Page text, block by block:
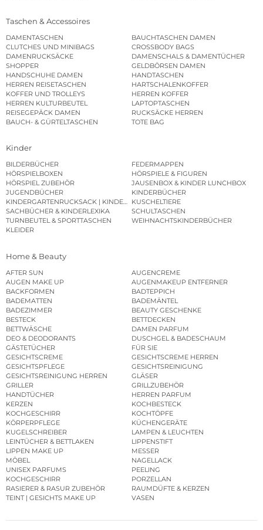
Taschen & Accessoires
DAMENTASCHEN
BAUCHTASCHEN DAMEN
CLUTCHES UND MINIBAGS
CROSSBODY BAGS
DAMENRUCKSÄCKE
DAMENSCHALS & DAMENTÜCHER
SHOPPER
GELDBÖRSEN DAMEN
HANDSCHUHE DAMEN
HANDTASCHEN
HERREN REISETASCHEN
HARTSCHALENKOFFER
KOFFER UND TROLLEYS
HERREN KOFFER
HERREN KULTURBEUTEL
LAPTOPTASCHEN
REISEGEPÄCK DAMEN
RUCKSÄCKE HERREN
BAUCH- & GÜRTELTASCHEN
TOTE BAG
Kinder
BILDERBÜCHER
FEDERMAPPEN
HÖRSPIELBOXEN
HÖRSPIELE & FIGUREN
HÖRSPIEL ZUBEHÖR
JAUSENBOX & KINDER LUNCHBOX
JUGENDBÜCHER
KINDERBÜCHER
KINDERGARTENRUCKSACK | KINDERGARTENBEUTEL
KUSCHELTIERE
SACHBÜCHER & KINDERLEXIKA
SCHULTASCHEN
TURNBEUTEL & SPORTTASCHEN
WEIHNACHTSKINDERBÜCHER
KLEIDER
Home & Beauty
AFTER SUN
AUGENCREME
AUGEN MAKE UP
AUGENMAKEUP ENTFERNER
BACKFORMEN
BADTEPPICH
BADEMATTEN
BADEMÄNTEL
BADEZIMMER
BEAUTY GESCHENKE
BESTECK
BETTDECKEN
BETTWÄSCHE
DAMEN PARFUM
DEO & DEODORANTS
DUSCHGEL & BADESCHAUM
GÄSTETÜCHER
FÜR SIE
GESICHTSCREME
GESICHTSCREME HERREN
GESICHTSPFLEGE
GESICHTSREINIGUNG
GESICHTSREINIGUNG HERREN
GLÄSER
GRILLER
GRILLZUBEHÖR
HANDTÜCHER
HERREN PARFUM
KERZEN
KOCHBESTECK
KOCHGESCHIRR
KOCHTÖPFE
KÖRPERPFLEGE
KÜCHENGERÄTE
KUGELSCHREIBER
LAMPEN & LEUCHTEN
LEINTÜCHER & BETTLAKEN
LIPPENSTIFT
LIPPEN MAKE UP
MESSER
MÖBEL
NAGELLACK
UNISEX PARFUMS
PEELING
KOCHGESCHIRR
PORZELLAN
RASIERER & RASUR ZUBEHÖR
RAUMDÜFTE & KERZEN
TEINT | GESICHTS MAKE UP
VASEN